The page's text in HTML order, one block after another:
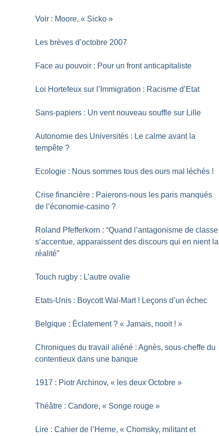
Voir : Moore, « Sicko »
Les brèves d’octobre 2007
Face au pouvoir : Pour un front anticapitaliste
Loi Hortefeux sur l’Immigration : Racisme d’Etat
Sans-papiers : Un vent nouveau souffle sur Lille
Autonomie des Universités : Le calme avant la
tempête ?
Ecologie : Nous sommes tous des ours mal léchés !
Crise financière : Paierons-nous les paris manqués
de l’économie-casino ?
Roland Pfefferkorn : “Quand l’antagonisme de classe
s’accentue, apparaissent des discours qui en nient la
réalité”
Touch rugby : L’autre ovalie
Etats-Unis : Boycott Wal-Mart ! Leçons d’un échec
Belgique : Éclatement ? « Jamais, nooit ! »
Chroniques du travail aliéné : Agnès, sous-cheffe du
contentieux dans une banque
1917 : Piotr Archinov, « les deux Octobre »
Théâtre : Candore, « Songe rouge »
Lire : Cahier de l’Herne, « Chomsky, militant et